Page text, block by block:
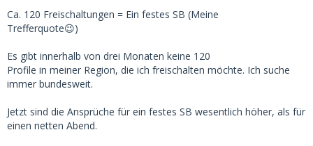
Ca. 120 Freischaltungen = Ein festes SB (Meine
Trefferquote😉)
Es gibt innerhalb von drei Monaten keine 120
Profile in meiner Region, die ich freischalten möchte. Ich suche
immer bundesweit.
Jetzt sind die Ansprüche für ein festes SB wesentlich höher, als für
einen netten Abend.